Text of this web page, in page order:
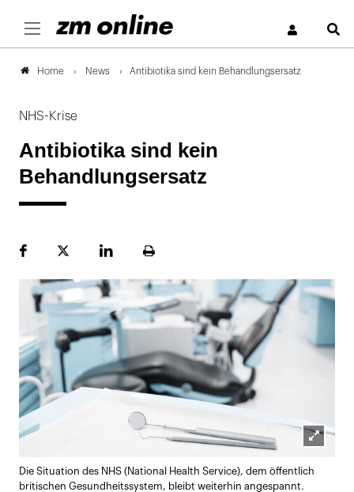
Home News Antibiotika sind kein Behandlungsersatz
NHS-Krise
Antibiotika sind kein
Behandlungsersatz
FacebookPlattformLinekdInSeite
öffnen
Die Situation des NHS (National Health Service), dem öffentlich
britischen Gesundheitssystem, bleibt weiterhin angespannt.